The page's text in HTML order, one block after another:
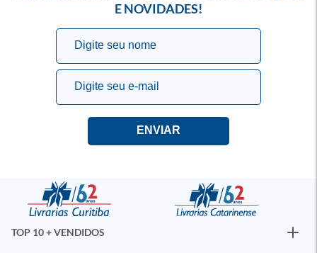
E NOVIDADES!
TOP 10 + VENDIDOS